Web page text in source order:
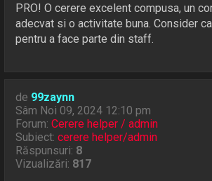
PRO! O cerere excelent compusa, un
adecvat si o activitate buna. Consider
pentru a face parte din staff.
de 99zaynn
Sâm Noi 09, 2024 12:10 pm
Forum:Cerere helper / admin
Subiect:cerere helper/admin
Răspunsuri: 8
Vizualizări: 817